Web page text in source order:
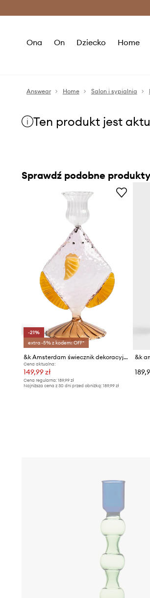
Ona On Dziecko Home
Answear Home Salon i sypialnia
Ten produkt jest
Sprawdź podobne produkty
-21%
extra -5% z kodem: OFF*
&k Amsterdam świecznik dekoracyjny ze szkła barwionego 10 x 7,5 x 18 cm
Cena aktualna:
149,99 zł
Cena regularna: 189,99 zł
Najniższa cena z 30 dni przed obniżką: 189,99 zł